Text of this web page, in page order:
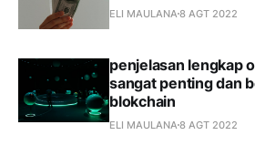
ELI MAULANA 8 AGT 2022
penjelasan lengkap
sangat penting dan
blokchain
ELI MAULANA 8 AGT 2022